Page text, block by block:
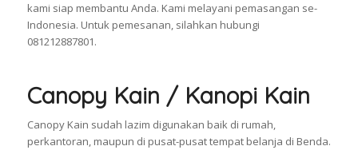
kami siap membantu Anda. Kami melayani pemasangan se-
Indonesia. Untuk pemesanan, silahkan hubungi
081212887801.
Canopy Kain / Kanopi Kain
Canopy Kain sudah lazim digunakan baik di rumah,
perkantoran, maupun di pusat-pusat tempat belanja di Benda.